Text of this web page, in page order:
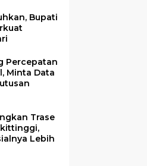
Bupati
Percepatan
Minta Data
Trase
Lebih